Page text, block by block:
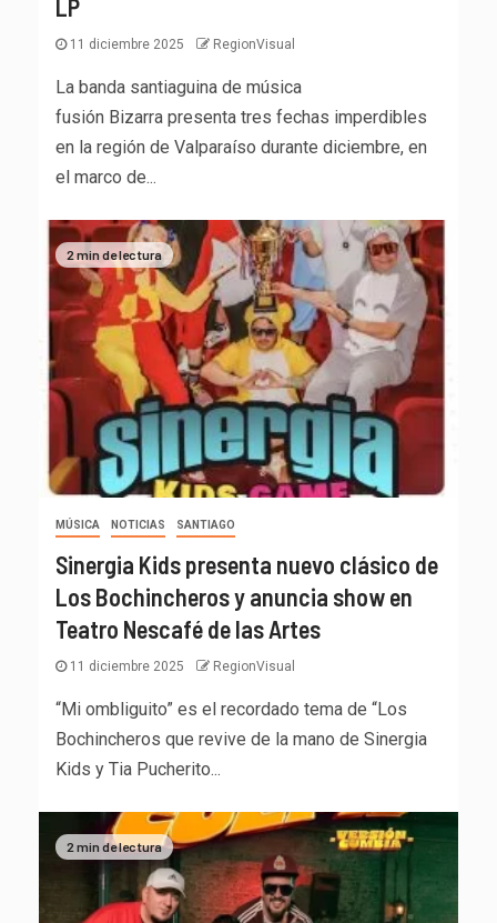
LP
11 diciembre 2025 RegionVisual
La banda santiaguina de música
fusión Bizarra presenta tres fechas imperdibles
en la región de Valparaíso durante diciembre, en
el marco de...
2 min de lectura
MÚSICA NOTICIAS SANTIAGO
Sinergia Kids presenta nuevo clásico de
Los Bochincheros y anuncia show en
Teatro Nescafé de las Artes
11 diciembre 2025 RegionVisual
“Mi ombliguito” es el recordado tema de “Los
Bochincheros que revive de la mano de Sinergia
Kids y Tia Pucherito...
2 min de lectura